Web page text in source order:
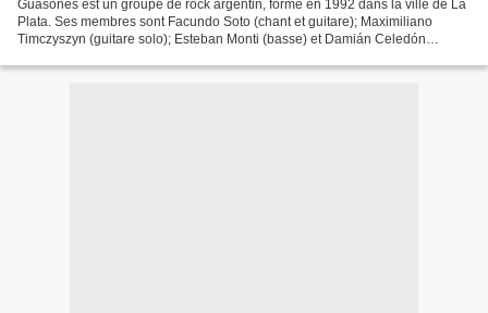
Guasones est un groupe de rock argentin, formé en 1992 dans la ville de La
Plata. Ses membres sont Facundo Soto (chant et guitare); Maximiliano
Timczyszyn (guitare solo); Esteban Monti (basse) et Damián Celedón